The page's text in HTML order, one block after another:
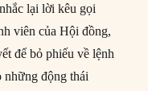
lại lời kêu gọi
viên của Hội đồng,
để bỏ phiếu về lệnh
những động thái